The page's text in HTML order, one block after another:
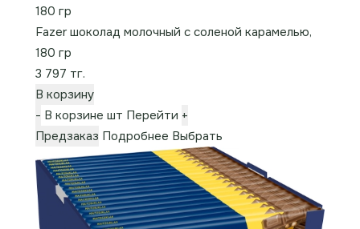
180 гр
Fazer шоколад молочный с соленой карамелью,
180 гр
3 797 тг.
В корзину
- В корзине шт Перейти +
Предзаказ Подробнее Выбрать